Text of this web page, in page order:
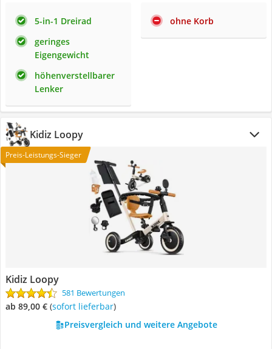
5-in-1 Dreirad
geringes
Eigengewicht
höhenverstellbarer
Lenker
ohne Korb
Kidiz Loopy
Preis-Leistungs-Sieger
Kidiz Loopy
581 Bewertungen
ab 89,00 € ( Sofort lieferbar)
Preisvergleich und weitere Angebote